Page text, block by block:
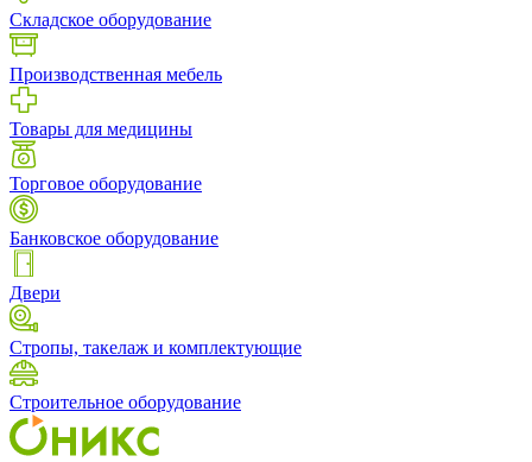
Складское оборудование
Производственная мебель
Товары для медицины
Торговое оборудование
Банковское оборудование
Двери
Стропы, такелаж и комплектующие
Строительное оборудование